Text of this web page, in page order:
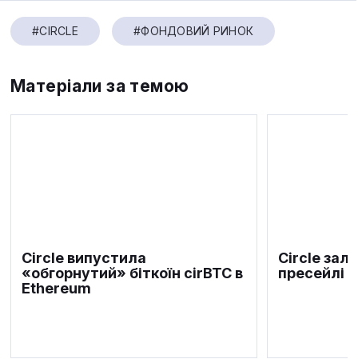
#CIRCLE #ФОНДОВИЙ РИНОК
Матеріали за темою
Circle випустила
«обгорнутий» біткоїн cirBTC в
Ethereum
Circle
пресейлі